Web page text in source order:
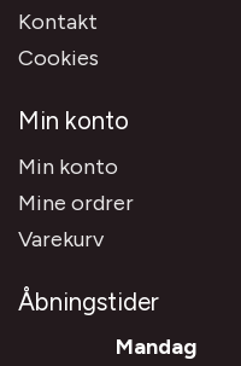
Kontakt
Cookies
Min konto
Min konto
Mine ordrer
Varekurv
Åbningstider
Mandag